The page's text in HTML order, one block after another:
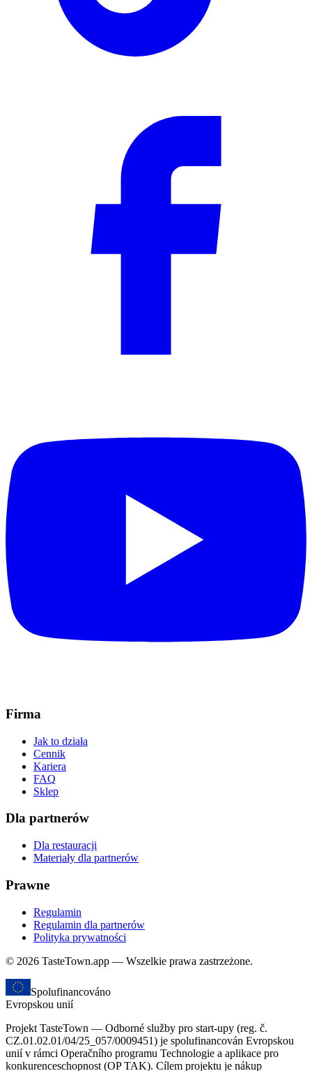
Firma
Jak to działa
Cennik
Kariera
FAQ
Sklep
Dla partnerów
Dla restauracji
Materiały dla partnerów
Prawne
Regulamin
Regulamin dla partnerów
Polityka prywatności
© 2026 TasteTown.app — Wszelkie prawa zastrzeżone.
Spolufinancováno
Evropskou unií
Projekt TasteTown — Odborné služby pro start-upy (reg. č.
CZ.01.02.01/04/25_057/0009451) je spolufinancován Evropskou
unií v rámci Operačního programu Technologie a aplikace pro
konkurenceschopnost (OP TAK). Cílem projektu je nákup